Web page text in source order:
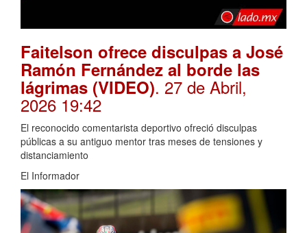
Faitelson ofrece disculpas a José
Ramón Fernández al borde las
lágrimas (VIDEO). 27 de Abril,
2026 19:42
El reconocido comentarista deportivo ofreció disculpas
públicas a su antiguo mentor tras meses de tensiones y
distanciamiento
El Informador